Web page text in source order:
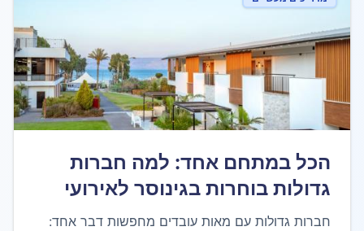
הכל במתחם אחד: למה חברות
גדולות בוחרות בגינוסר לאירועי
גיבוש
חברות גדולות עם מאות עובדים מחפשות דבר אחד: